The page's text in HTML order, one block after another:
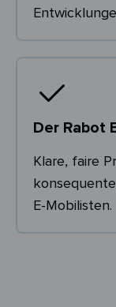
Der Rabot
Klare, faire
E-Mobilisten.